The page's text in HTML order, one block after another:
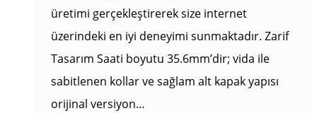
üretimi gerçekleştirerek size internet
üzerindeki en iyi deneyimi sunmaktadır. Zarif
Tasarım Saati boyutu 35.6mm’dir; vida ile
sabitlenen kollar ve sağlam alt kapak yapısı
orijinal versiyon…